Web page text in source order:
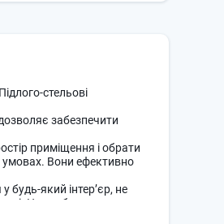
стельові
забезпечити
приміщення і обрати
умовах. Вони ефективно
будь-який інтер’єр, не
Це особливо
управління, що